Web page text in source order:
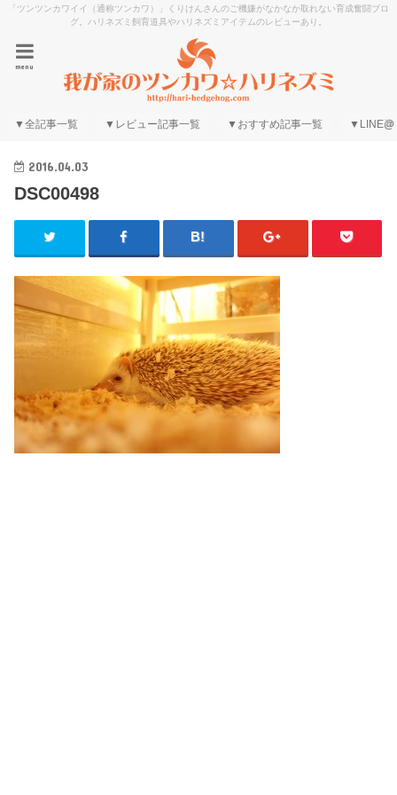
「ツンツンカワイイ（通称ツンカワ）」くりけんさんのご機嫌がなかなか取れない育成奮闘ブロ
グ。ハリネズミ飼育道具やハリネズミアイテムのレビューあり。
menu
▼全記事一覧 ▼レビュー記事一覧 ▼おすすめ記事一覧 ▼LINE@
2016.04.03
DSC00498